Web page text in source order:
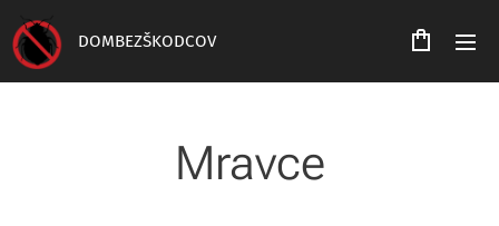
DOMBEZŠKODCOV
Mravce